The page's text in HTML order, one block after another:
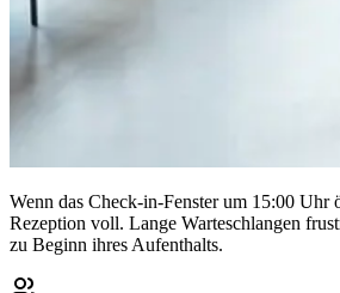
Wenn das Check-in-Fenster um 15:00 Uhr
Rezeption voll. Lange Warteschlangen
zu Beginn ihres Aufenthalts.